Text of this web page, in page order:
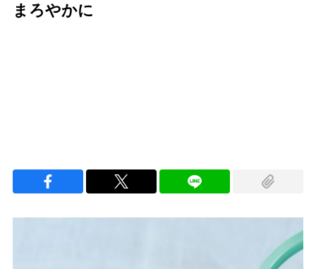
まろやかに